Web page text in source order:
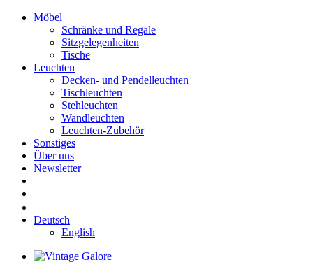
Möbel
Schränke und Regale
Sitzgelegenheiten
Tische
Leuchten
Decken- und Pendelleuchten
Tischleuchten
Stehleuchten
Wandleuchten
Leuchten-Zubehör
Sonstiges
Über uns
Newsletter
Deutsch
English